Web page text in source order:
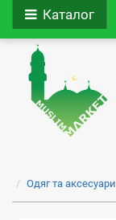
Каталог
Одяг та аксесуари